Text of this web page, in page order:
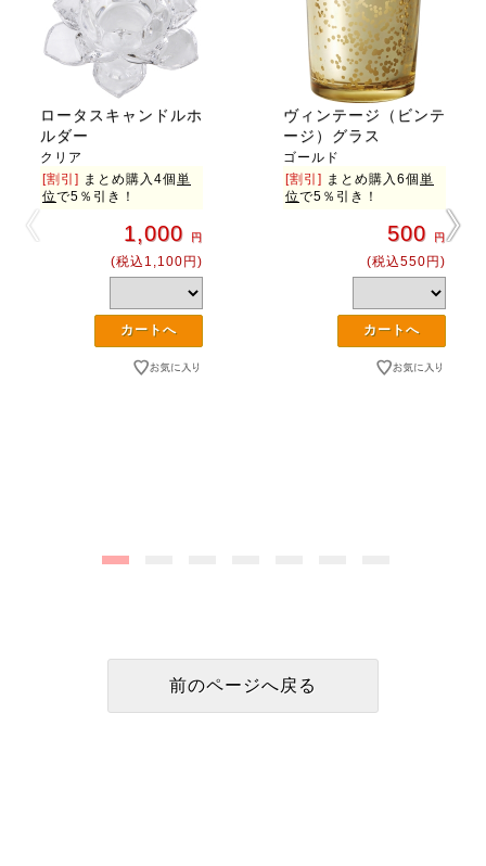
ロータスキャンドルホ
ルダー
クリア
[割引] まとめ購入4個単
位で5％引き！
1,000 円
(税込1,100円)
ヴィンテージ（ビンテ
ージ）グラス
ゴールド
[割引] まとめ購入6個単
位で5％引き！
500 円
(税込550円)